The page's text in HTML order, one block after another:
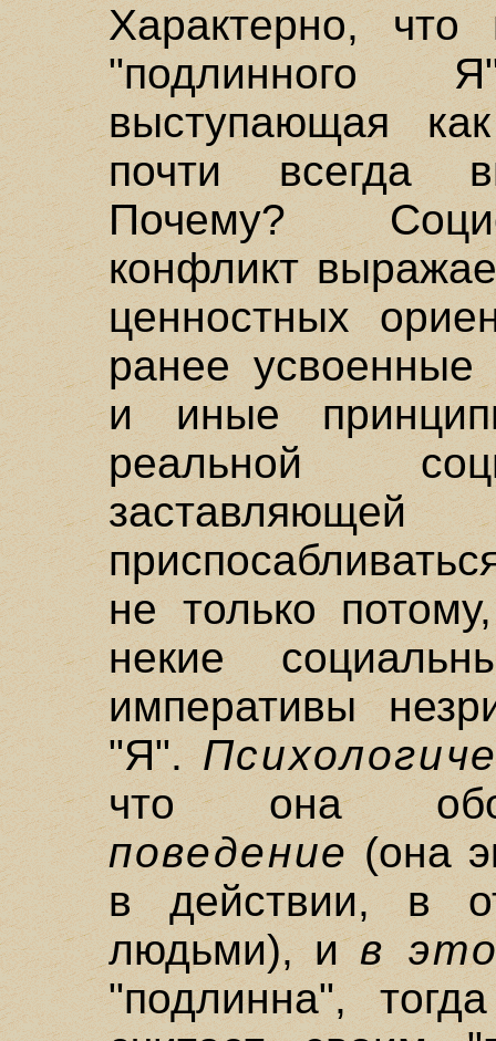
Характерно,
"подлинного
выступающая
почти всегда
Почему?
конфликт
ценностных
ранее
и иные
реальной
не только
некие
императивы
"Я".
что она
поведение(она
в действии, в
людьми), ив
"подлинна",